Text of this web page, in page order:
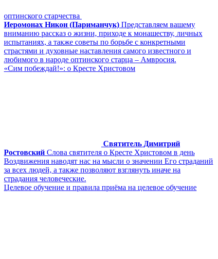
оптинского старчества
Иеромонах Никон (Париманчук) Представляем вашему
вниманию рассказ о жизни, приходе к монашеству, личных
испытаниях, а также советы по борьбе с конкретными
страстями и духовные наставления самого известного и
любимого в народе оптинского старца – Амвросия.
«Сим побеждай!»: о Кресте Христовом
Святитель Димитрий
Ростовский Слова святителя о Кресте Христовом в день
Воздвижения наводят нас на мысли о значении Его страданий
за всех людей, а также позволяют взглянуть иначе на
страдания человеческие.
Целевое обучение и правила приёма на целевое обучение